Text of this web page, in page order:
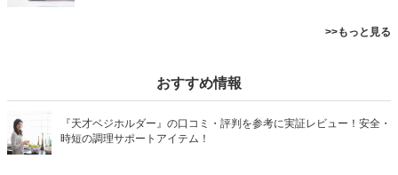
>>もっと見る
おすすめ情報
『天才ベジホルダー』の口コミ・評判を参考に実証レビュー！安全・
時短の調理サポートアイテム！